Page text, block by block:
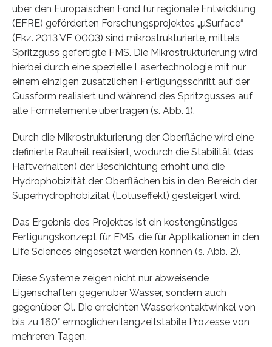
über den Europäischen Fond für regionale Entwicklung
(EFRE) geförderten Forschungsprojektes „µSurface“
(Fkz. 2013 VF 0003) sind mikrostrukturierte, mittels
Spritzguss gefertigte FMS. Die Mikrostrukturierung wird
hierbei durch eine spezielle Lasertechnologie mit nur
einem einzigen zusätzlichen Fertigungsschritt auf der
Gussform realisiert und während des Spritzgusses auf
alle Formelemente übertragen (s. Abb. 1).
Durch die Mikrostrukturierung der Oberfläche wird eine
definierte Rauheit realisiert, wodurch die Stabilität (das
Haftverhalten) der Beschichtung erhöht und die
Hydrophobizität der Oberflächen bis in den Bereich der
Superhydrophobizität (Lotuseffekt) gesteigert wird.
Das Ergebnis des Projektes ist ein kostengünstiges
Fertigungskonzept für FMS, die für Applikationen in den
Life Sciences eingesetzt werden können (s. Abb. 2).
Diese Systeme zeigen nicht nur abweisende
Eigenschaften gegenüber Wasser, sondern auch
gegenüber Öl. Die erreichten Wasserkontaktwinkel von
bis zu 160° ermöglichen langzeitstabile Prozesse von
mehreren Tagen.